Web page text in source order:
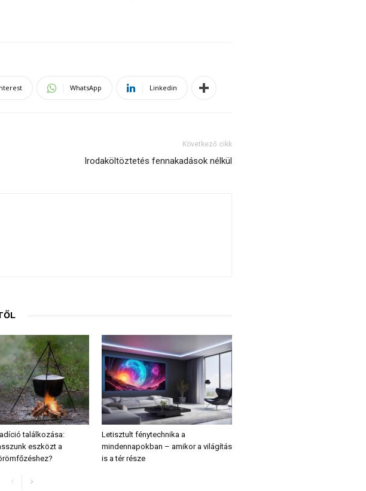
WhatsApp Linkedin
Következő cikk
Irodaköltöztetés fennakadások nélkül
találkozása:
eszközt a
Letisztult fénytechnika a
mindennapokban – amikor a világítás
is a tér része